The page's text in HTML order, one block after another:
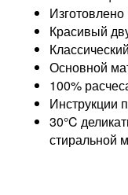
Красивый
Основной
100%
Инструкции
30°C
стиральной